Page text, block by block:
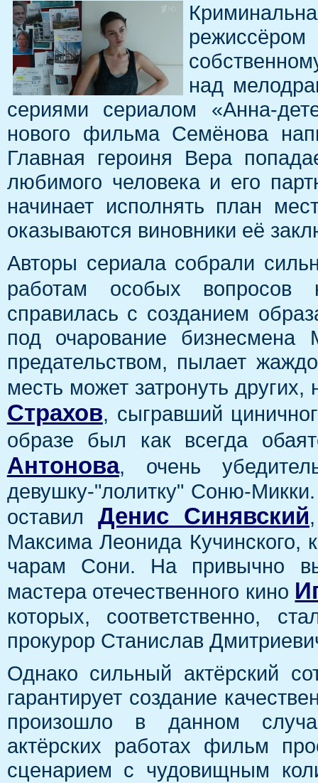
над
сериями сериалом «Анна-
нового фильма Семёнова
Главная героиня Вера
любимого человека и его
начинает исполнять план
оказываются виновники её
Авторы сериала собрали
работам особых
справилась с созданием
под очарование бизнесмена
предательством, пылает
месть может затронуть
Страхов, сыгравший
образе был как всегда
Антонова, очень
девушку-"лолитку" Соню-
оставил Денис Синявский
Максима Леонида Кучинского,
чарам Сони. На привычно
мастера отечественного кино
которых, соответственно,
прокурор Станислав
Однако сильный актёрский
гарантирует создание
произошло в данном
актёрских работах фильм
сценарием с чудовищным